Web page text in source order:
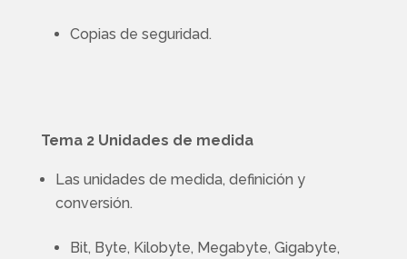
Copias de seguridad.
Tema 2 Unidades de medida
Las unidades de medida, definición y
conversión.
Bit, Byte, Kilobyte, Megabyte, Gigabyte,